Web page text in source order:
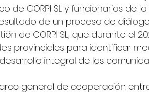
de CORPI SL y funcionarios de
de un proceso de
de CORPI SL, que durante el
provinciales para identificar
integral de las
general de cooperación